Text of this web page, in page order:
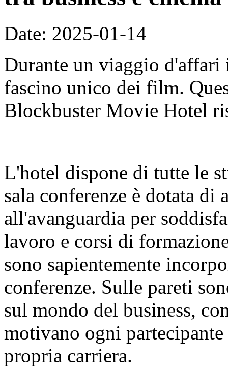
Date: 2025-01-14
Durante un viaggio
fascino unico dei film.
Blockbuster Movie Hotel
L'hotel dispone di tutte le
sala conferenze è dotata di
all'avanguardia per
lavoro e corsi di
sono sapientemente
conferenze. Sulle pareti
sul mondo del business,
motivano ogni
propria carriera.